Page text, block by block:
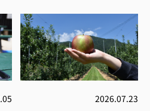
2026.07.23